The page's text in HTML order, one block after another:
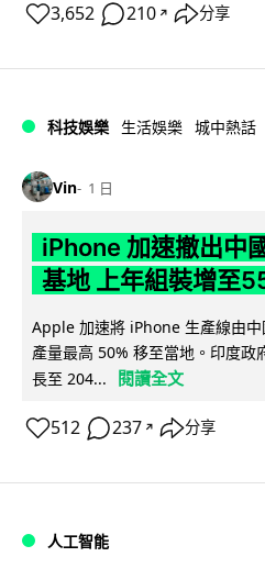
3,652 210 ↗ 分享
科技娛樂 生活娛樂 城中熱話
Vin 1 日
iPhone 加速撤出中
基地 上年組裝增至
Apple 加速將 iPhone 生產線由
產量最高 50% 移至當地。印度政
長至 204...
閱讀全文
512 237 ↗ 分享
人工智能